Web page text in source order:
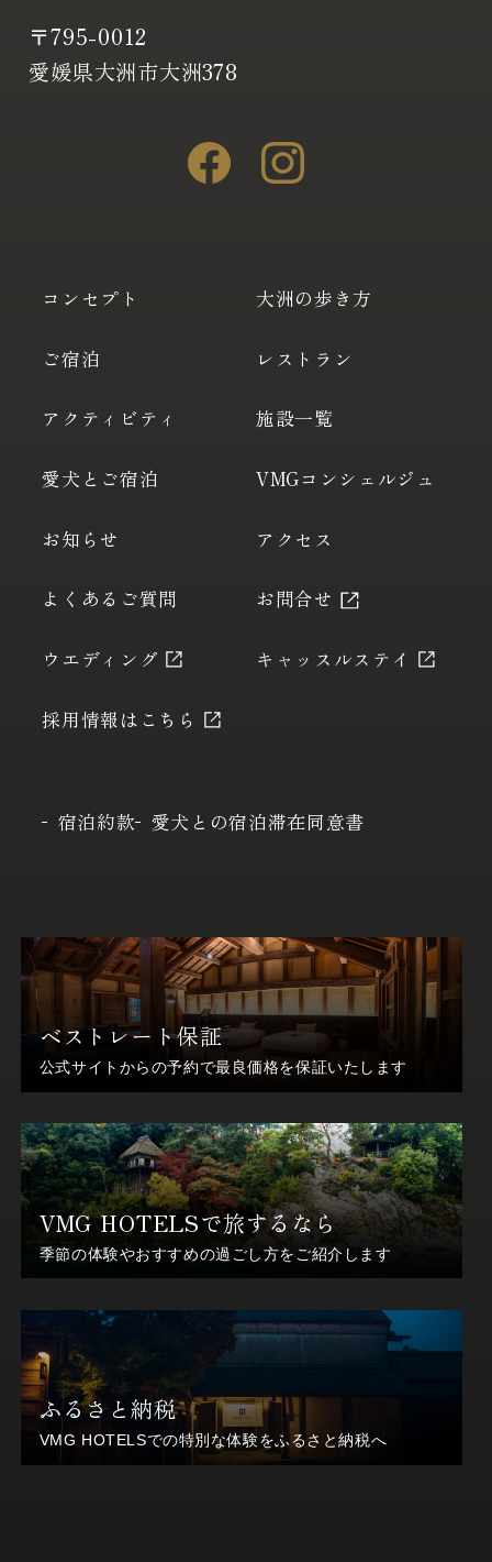
〒795-0012
愛媛県大洲市大洲378
コンセプト 大洲の歩き方
ご宿泊 レストラン
アクティビティ 施設一覧
愛犬とご宿泊 VMGコンシェルジュ
お知らせ アクセス
よくあるご質問 お問合せ
ウエディング キャッスルステイ
採用情報はこちら
宿泊約款 愛犬との宿泊滞在同意書
ベストレート保証
公式サイトからの予約で最良価格を保証いたします
VMG HOTELSで旅するなら
季節の体験やおすすめの過ごし方をご紹介します
ふるさと納税
VMG HOTELSでの特別な体験をふるさと納税へ